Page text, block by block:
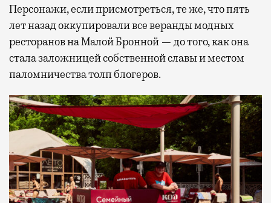
Персонажи, если присмотреться, те же, что пять
лет назад оккупировали все веранды модных
ресторанов на Малой Бронной — до того, как она
стала заложницей собственной славы и местом
паломничества толп блогеров.